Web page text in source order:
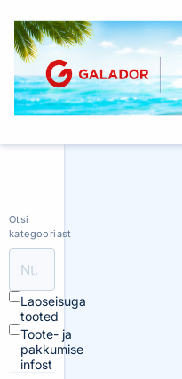
Otsi
kategooriast
Laoseisuga
tooted
Toote- ja
pakkumise
infost